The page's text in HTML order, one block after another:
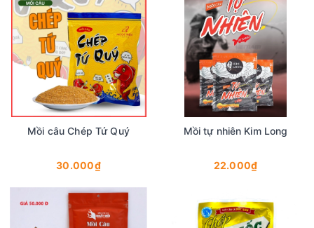
Mồi câu Chép Tứ Quý
30.000₫
Mồi tự nhiên Kim Long
22.000₫